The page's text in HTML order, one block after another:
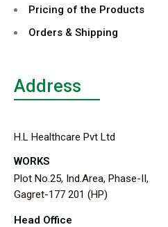
Pricing of the Products
Orders & Shipping
Address
H.L Healthcare Pvt Ltd
WORKS
Plot No.25, Ind.Area, Phase-II,
Gagret-177 201 (HP)
Head Office